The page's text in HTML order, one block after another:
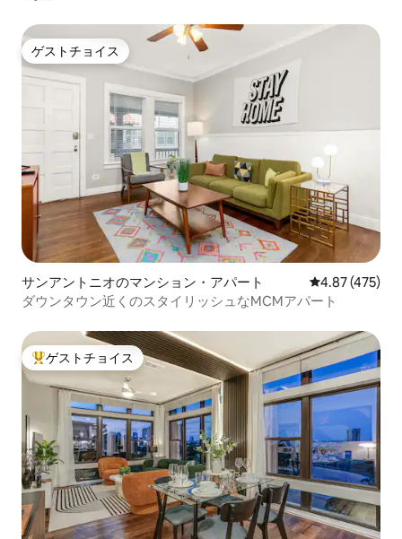
ゲストチョイス
ゲストチョイス
サンアントニオのマンション・アパート レビュー475
4.87 (475)
ダウンタウン近くのスタイリッシュなMCMアパート
大好評のゲストチョイスです。
ゲストチョイス